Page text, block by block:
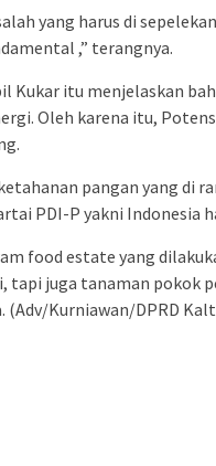
yang harus di
,” terangnya.
Kukar itu menjelaskan
Oleh karena itu,
pangan yang di
PDI-P yakni Indonesia
food estate yang
tapi juga tanaman pokok
(Adv/Kurniawan/DPRD